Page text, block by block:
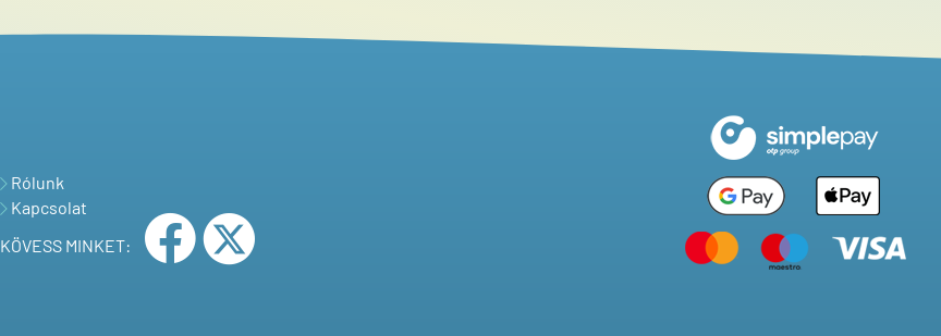
Rólunk
Kapcsolat
KÖVESS MINKET: